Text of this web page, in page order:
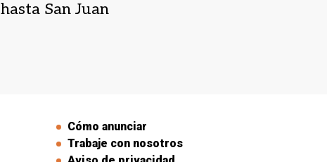
hasta San Juan
Cómo anunciar
Trabaje con nosotros